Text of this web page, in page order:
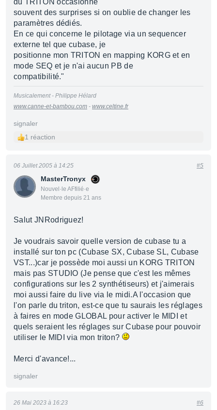
du TRITON occasionne
souvent des surprises si on oublie de changer les
paramètres dédiés.
En ce qui concerne le pilotage via un sequencer
externe tel que cubase, je
positionne mon TRITON en mapping KORG et en
mode SEQ et je n'ai aucun PB de
compatibilité."
Musicalement - Philippe Hélard
www.canne-et-bambou.com - www.celtine.fr
signaler
1 réaction
MasterTronyx
Nouvel·le AFfilié·e
Membre depuis 21 ans
06 Juillet 2005 à 14:25 #5
Salut JNRodriguez!
Je voudrais savoir quelle version de cubase tu a
installé sur ton pc (Cubase SX, Cubase SL, Cubase
VST...)car je possède moi aussi un KORG TRITON
mais pas STUDIO (Je pense que c'est les mêmes
configurations sur les 2 synthétiseurs) et j'aimerais
moi aussi faire du live via le midi.A l'occasion que
l'on parle du triton, est-ce que tu saurais les réglages
à faires en mode GLOBAL pour activer le MIDI et
quels seraient les réglages sur Cubase pour pouvoir
utiliser le MIDI via mon triton?
Merci d'avance!...
signaler
26 Mai 2023 à 16:23 #6